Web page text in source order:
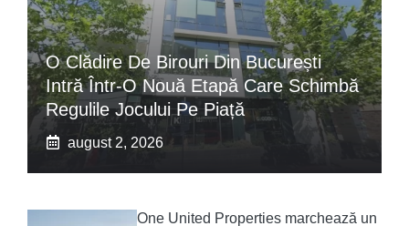
O Clădire De Birouri Din București
Intră Într-O Nouă Etapă Care Schimbă
Regulile Jocului Pe Piață
august 2, 2026
One United Properties marchează un